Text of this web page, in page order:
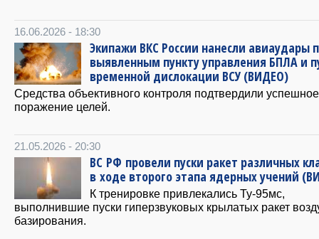
16.06.2026 - 18:30
Экипажи ВКС России нанесли авиаудары
выявленным пункту управления БПЛА и
временной дислокации ВСУ (ВИДЕО)
Средства объективного контроля подтвердили успешное
поражение целей.
21.05.2026 - 20:30
ВС РФ провели пуски ракет различных
в ходе второго этапа ядерных учений
К тренировке привлекались Ту-95мс,
выполнившие пуски гиперзвуковых крылатых ракет
базирования.